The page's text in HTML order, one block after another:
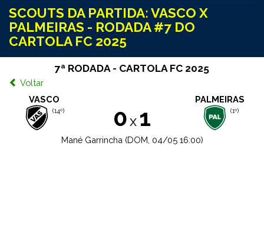
SCOUTS DA PARTIDA: VASCO X
PALMEIRAS - RODADA #7 DO
CARTOLA FC 2025
7ª RODADA - CARTOLA FC 2025
Voltar
VASCO
(14º) 0x 1
PALMEIRAS
(1º)
Mané Garrincha (DOM, 04/05 16:00)